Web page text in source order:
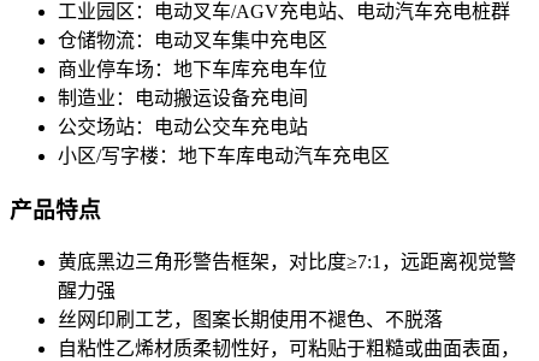
工业园区：电动叉车/AGV充电站、电动汽车充电桩群
仓储物流：电动叉车集中充电区
商业停车场：地下车库充电车位
制造业：电动搬运设备充电间
公交场站：电动公交车充电站
小区/写字楼：地下车库电动汽车充电区
产品特点
黄底黑边三角形警告框架，对比度≥7:1，远距离视觉警
醒力强
丝网印刷工艺，图案长期使用不褪色、不脱落
自粘性乙烯材质柔韧性好，可粘贴于粗糙或曲面表面，